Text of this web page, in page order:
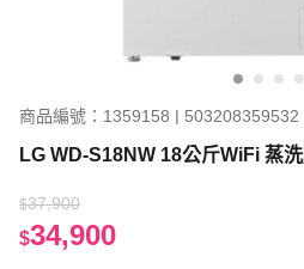
商品編號：1359158 | 503208359532
LG WD-S18NW 18公斤WiFi 蒸
$37,900
$34,900